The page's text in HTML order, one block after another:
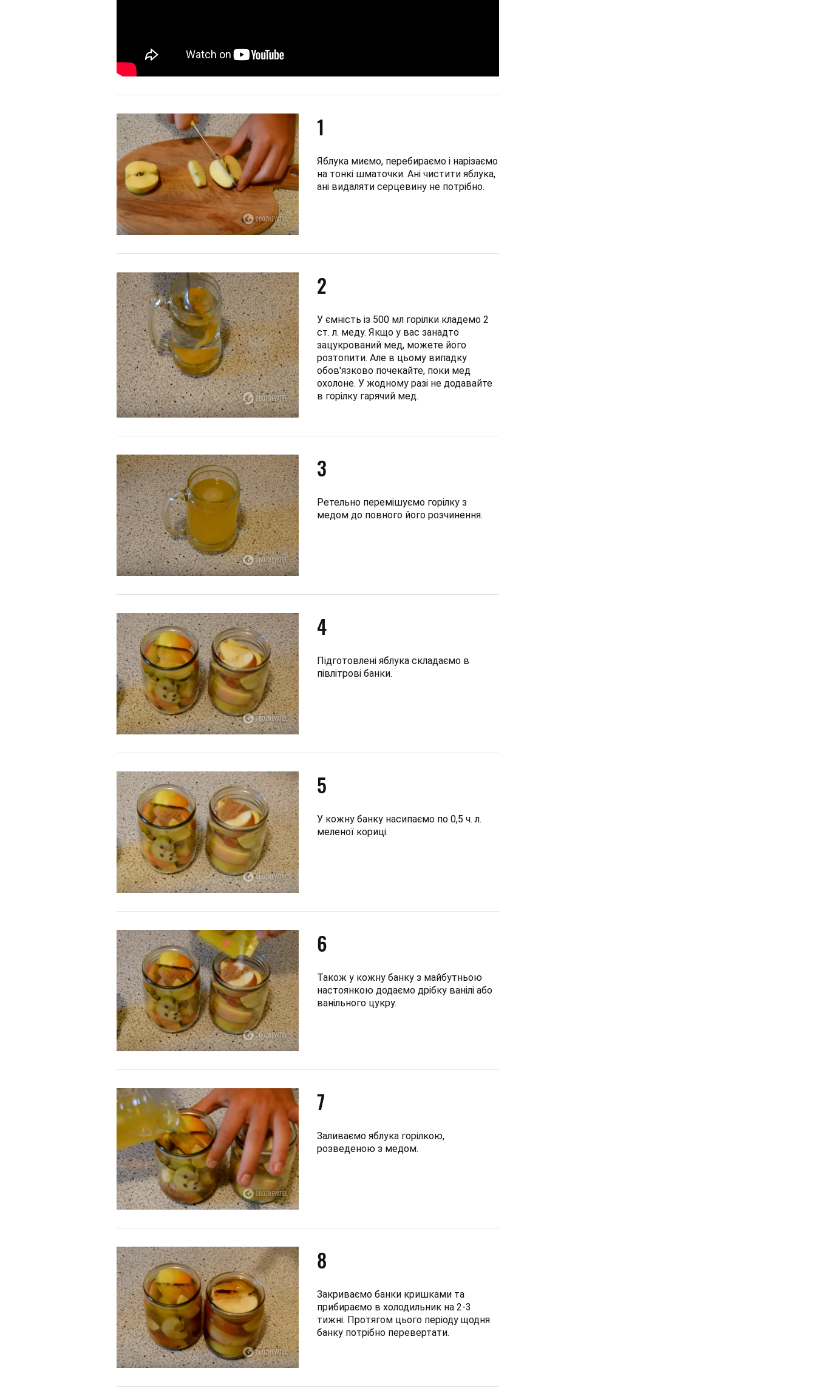
1
Яблука миємо, перебираємо і нарізаємо
на тонкі шматочки. Ані чистити яблука,
ані видаляти серцевину не потрібно.
2
У ємність із 500 мл горілки кладемо 2
ст. л. меду. Якщо у вас занадто
зацукрований мед, можете його
розтопити. Але в цьому випадку
обов'язково почекайте, поки мед
охолоне. У жодному разі не додавайте
в горілку гарячий мед.
3
Ретельно перемішуємо горілку з
медом до повного його розчинення.
4
Підготовлені яблука складаємо в
півлітрові банки.
5
У кожну банку насипаємо по 0,5 ч. л.
меленої кориці.
6
Також у кожну банку з майбутньою
настоянкою додаємо дрібку ванілі або
ванільного цукру.
7
Заливаємо яблука горілкою,
розведеною з медом.
8
Закриваємо банки кришками та
прибираємо в холодильник на 2-3
тижні. Протягом цього періоду щодня
банку потрібно перевертати.